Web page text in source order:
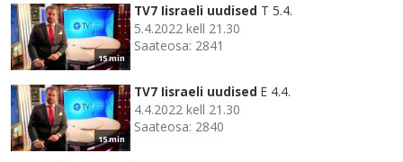
15 min
TV7 Iisraeli uudised T 5.4.
5.4.2022 kell 21.30
Saateosa: 2841
15 min
TV7 Iisraeli uudised E 4.4.
4.4.2022 kell 21.30
Saateosa: 2840